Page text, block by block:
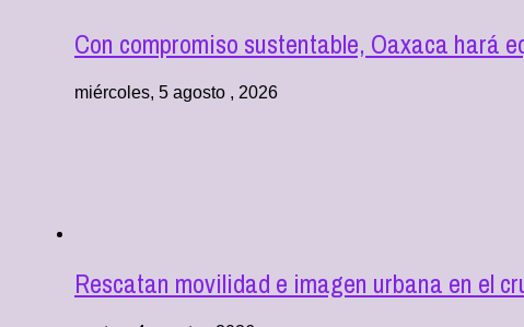
Con compromiso sustentable, Oaxaca hará
miércoles, 5 agosto , 2026
Rescatan movilidad e imagen urbana en el